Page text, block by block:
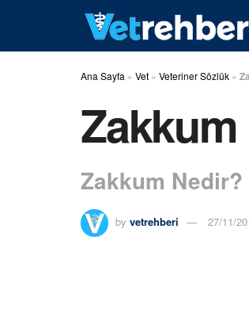
Ana Sayfa » Vet » Veteriner Sözlük »
Zakkum Nedir?
by vetrehberi 27/11/